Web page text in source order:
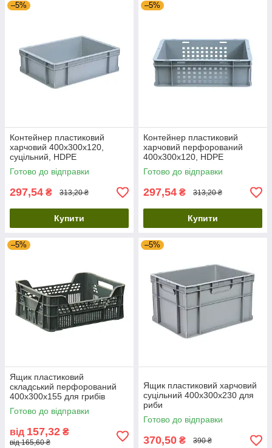
–5%
Контейнер пластиковий
харчовий 400х300х120,
суцільний, HDPE
Готово до відправки
297,54 ₴ 313,20 ₴
Купити
–5%
Контейнер пластиковий
харчовий перфорований
400х300х120, HDPE
Готово до відправки
297,54 ₴ 313,20 ₴
Купити
–5%
Ящик пластиковий
складський перфорований
400х300х155 для грибів
Готово до відправки
від 157,32 ₴
від 165,60 ₴
–5%
Ящик пластиковий харчовий
суцільний 400х300х230 для
риби
Готово до відправки
370,50 ₴ 390 ₴